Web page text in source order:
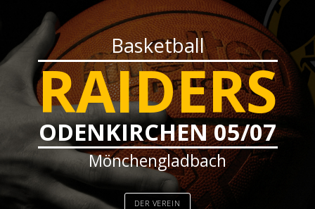
Basketball
RAIDERS
ODENKIRCHEN 05/07
Mönchengladbach
DER VEREIN